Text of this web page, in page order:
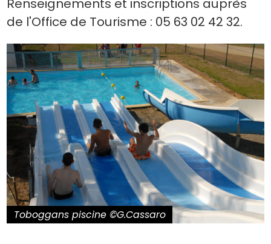
Renseignements et inscriptions auprès
de l'Office de Tourisme : 05 63 02 42 32.
Toboggans piscine ©G.Cassaro